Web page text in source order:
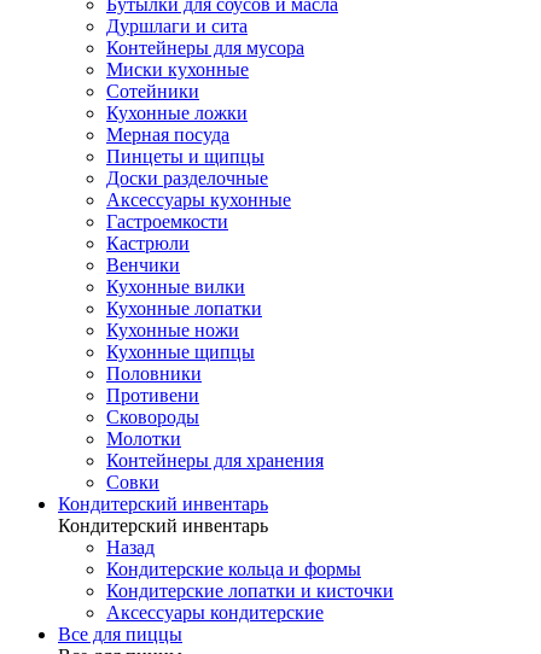
Дуршлаги и сита
Контейнеры для мусора
Миски кухонные
Сотейники
Кухонные ложки
Мерная посуда
Пинцеты и щипцы
Доски разделочные
Аксессуары кухонные
Гастроемкости
Кастрюли
Венчики
Кухонные вилки
Кухонные лопатки
Кухонные ножи
Кухонные щипцы
Половники
Противени
Сковороды
Молотки
Контейнеры для хранения
Совки
Кондитерский инвентарь
Кондитерский инвентарь
Назад
Кондитерские кольца и формы
Кондитерские лопатки и кисточки
Аксессуары кондитерские
Все для пиццы